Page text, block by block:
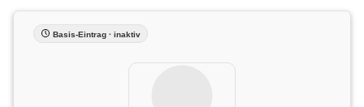
Basis-Eintrag · inaktiv